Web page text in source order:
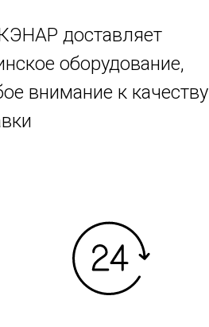
доставляет
оборудование,
внимание к качеству